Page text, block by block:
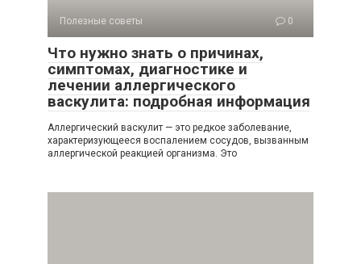
Полезные советы 0
Что нужно знать о причинах,
симптомах, диагностике и
лечении аллергического
васкулита: подробная информация
Аллергический васкулит — это редкое заболевание,
характеризующееся воспалением сосудов, вызванным
аллергической реакцией организма. Это